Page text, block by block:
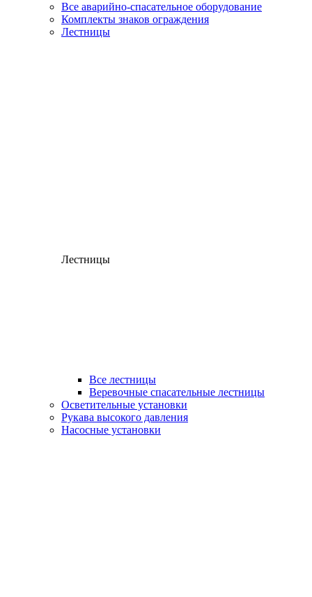
Все аварийно-спасательное оборудование
Комплекты знаков ограждения
Лестницы
Лестницы
Все лестницы
Веревочные спасательные лестницы
Осветительные установки
Рукава высокого давления
Насосные установки